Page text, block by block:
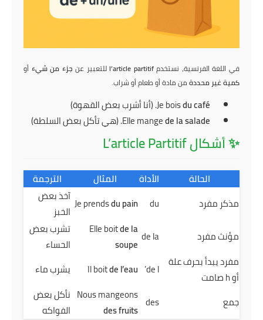
في اللغة الفرنسية، نستخدمl’article partitif للتعبير عن جزء من شيء أو
كمية غير محددةمن مادة أو طعام أو شراب.
Je boisdu café
. (أنا أشرب بعض القهوة)
Elle mangede la salade . (هي تأكل بعض السلطة)
✨ أشكال L’article Partitif
الحالة الأداة المثال
الترجمة
مذكر مفرد
du
Je prendsdu pain
آخذ بعض
الخبز
مؤنث مفرد
de la
Elle boitde la
soupe
تشرب بعض
الحساء
مفرد يبدأ بحرف علة
أو h صامت
de l’
Il boitde l’eau
يشرب ماء
جمع
des
Nous mangeons
des fruits
نأكل بعض
الفواكه